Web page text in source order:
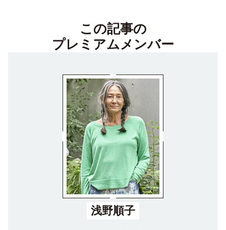
この記事の
プレミアムメンバー
浅野順子